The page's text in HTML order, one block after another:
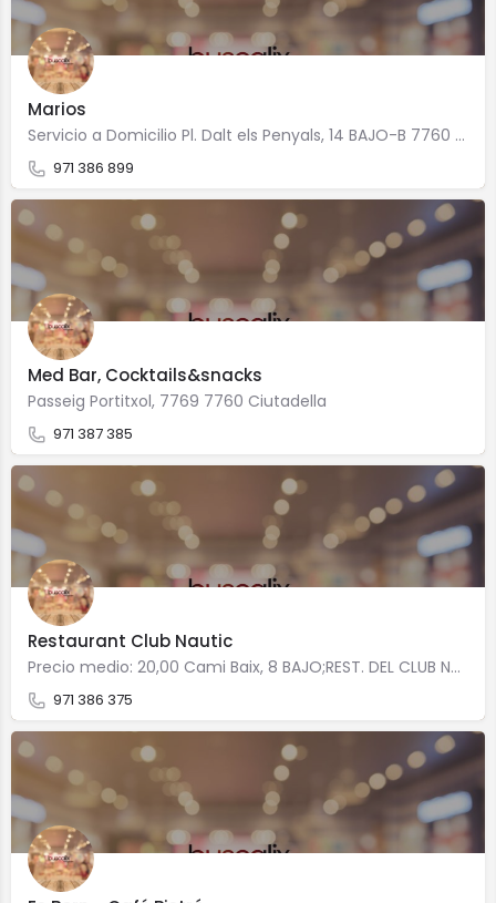
Marios
Servicio a Domicilio Pl. Dalt els Penyals, 14 BAJO-B 7760 Ciutadella
971 386 899
Med Bar, Cocktails&snacks
Passeig Portitxol, 7769 7760 Ciutadella
971 387 385
Restaurant Club Nautic
Precio medio: 20,00 Cami Baix, 8 BAJO;REST. DEL CLUB NAUT 7760 Ciutadella
971 386 375